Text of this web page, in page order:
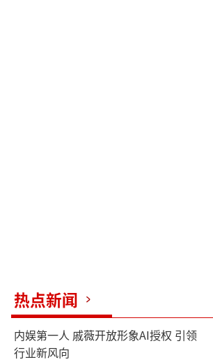
热点新闻
内娱第一人 戚薇开放形象AI授权 引领
行业新风向